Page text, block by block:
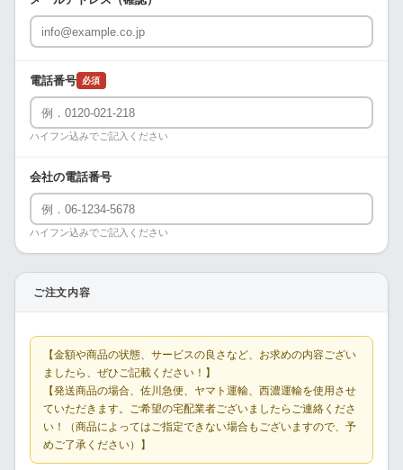
電話番号 必須
ハイフン込みでご記入ください
会社の電話番号
ハイフン込みでご記入ください
ご注文内容
【金額や商品の状態、サービスの良さなど、お求めの内容ござい
ましたら、ぜひご記載ください！】
【発送商品の場合、佐川急便、ヤマト運輸、西濃運輸を使用させ
ていただきます。ご希望の宅配業者ございましたらご連絡くださ
い！（商品によってはご指定できない場合もございますので、予
めご了承ください）】